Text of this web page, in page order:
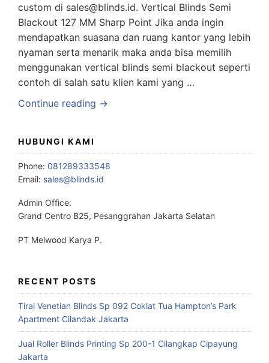
custom di sales@blinds.id. Vertical Blinds Semi
Blackout 127 MM Sharp Point Jika anda ingin
mendapatkan suasana dan ruang kantor yang lebih
nyaman serta menarik maka anda bisa memilih
menggunakan vertical blinds semi blackout seperti
contoh di salah satu klien kami yang …
Continue reading →
HUBUNGI KAMI
Phone: 081289333548
Email: sales@blinds.id
Admin Office:
Grand Centro B25, Pesanggrahan Jakarta Selatan
PT Melwood Karya P.
RECENT POSTS
Tirai Venetian Blinds Sp 092 Coklat Tua Hampton’s Park
Apartment Cilandak Jakarta
Jual Roller Blinds Printing Sp 200-1 Cilangkap Cipayung
Jakarta